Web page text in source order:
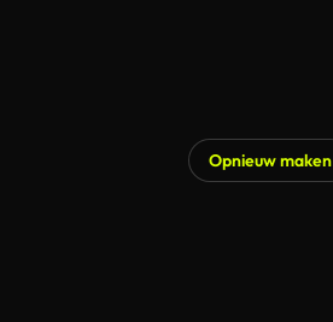
Opnieuw maken